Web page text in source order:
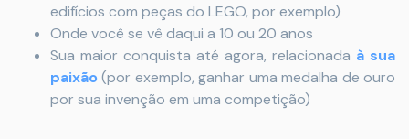
edifícios com peças do LEGO, por exemplo)
Onde você se vê daqui a 10 ou 20 anos
Sua maior conquista até agora, relacionada à sua
paixão (por exemplo, ganhar uma medalha de ouro
por sua invenção em uma competição)